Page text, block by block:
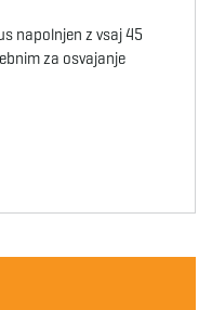
napolnjen z vsaj 45
za osvajanje